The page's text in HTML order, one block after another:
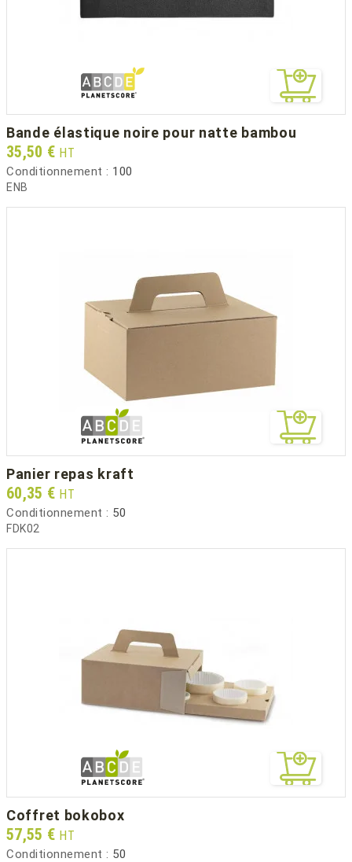
bande élastique noire pour natte bambou
Prix
35,50 € HT
Conditionnement : 100
ENB
panier repas kraft
Prix
60,35 € HT
Conditionnement : 50
FDK02
coffret bokobox
Prix
57,55 € HT
Conditionnement : 50